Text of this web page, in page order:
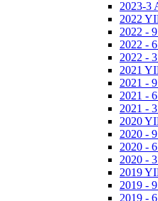
2023-
2022
2022 -
2022 -
2022 -
2021
2021 -
2021 -
2021 -
2020
2020 -
2020 -
2020 -
2019
2019 -
2019 -